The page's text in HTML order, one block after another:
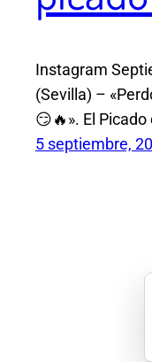
Instagram
(Sevilla) –
😏🔥». El Picado
5 septiembre,